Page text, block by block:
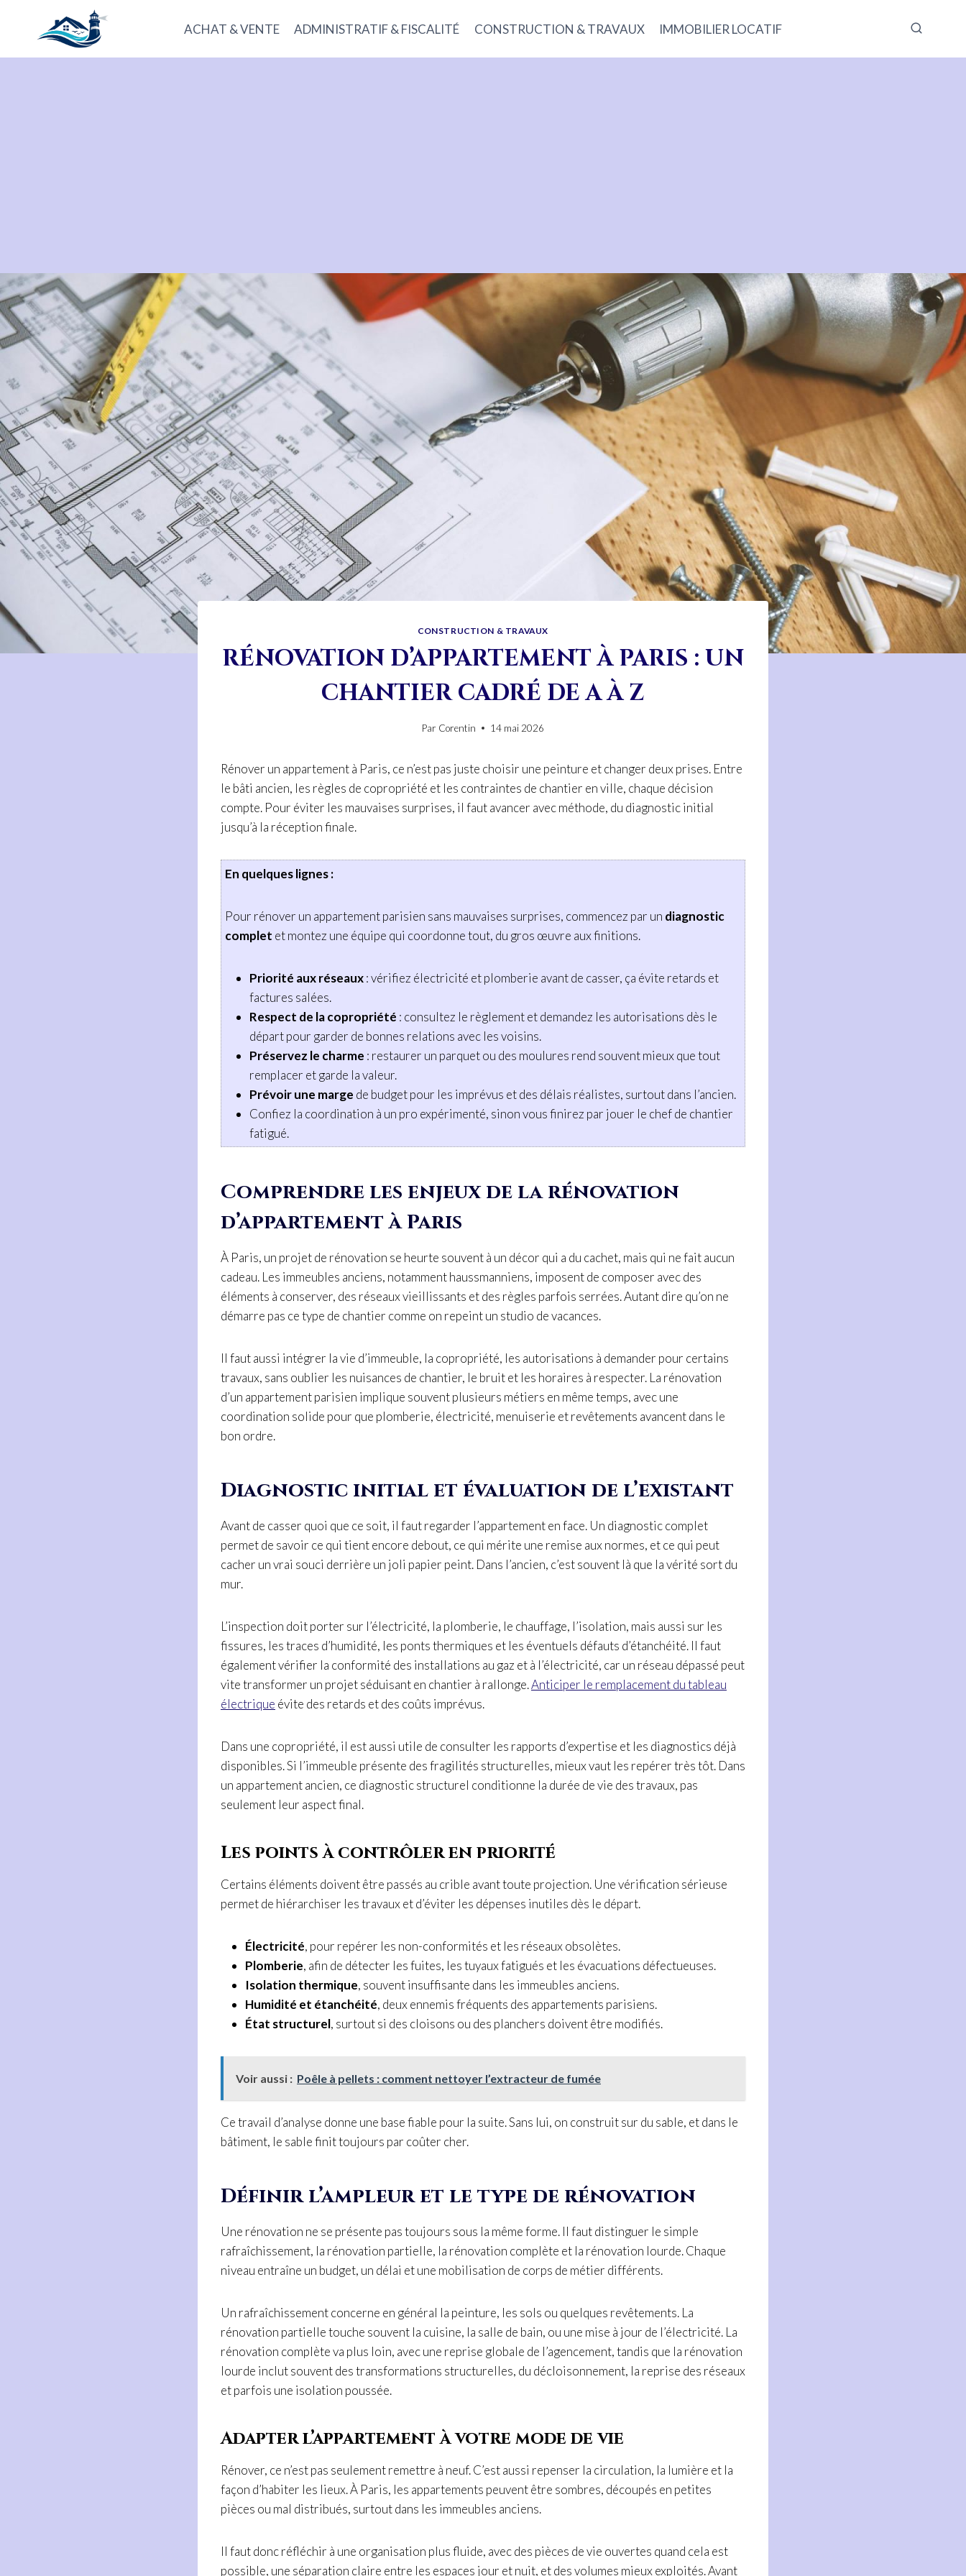
ACHAT & VENTE ADMINISTRATIF & FISCALITÉ CONSTRUCTION & TRAVAUX IMMOBILIER LOCATIF
CONSTRUCTION & TRAVAUX
RÉNOVATION D’APPARTEMENT À PARIS : UN
CHANTIER CADRÉ DE A À Z
Par Corentin 14 mai 2026
Rénover un appartement à Paris, ce n’est pas juste choisir une peinture et changer deux prises. Entre
le bâti ancien, les règles de copropriété et les contraintes de chantier en ville, chaque décision
compte. Pour éviter les mauvaises surprises, il faut avancer avec méthode, du diagnostic initial
jusqu’à la réception finale.
En quelques lignes :
Pour rénover un appartement parisien sans mauvaises surprises, commencez par un diagnostic
complet et montez une équipe qui coordonne tout, du gros œuvre aux finitions.
Priorité aux réseaux: vérifiez électricité et plomberie avant de casser, ça évite retards et
factures salées.
Respect de la copropriété : consultez le règlement et demandez les autorisations dès le
départ pour garder de bonnes relations avec les voisins.
Préservez le charme : restaurer un parquet ou des moulures rend souvent mieux que tout
remplacer et garde la valeur.
Prévoir une marge de budget pour les imprévus et des délais réalistes, surtout dans l’ancien.
Confiez la coordination à un pro expérimenté, sinon vous finirez par jouer le chef de chantier
fatigué.
Comprendre les enjeux de la rénovation
d’appartement à Paris
À Paris, un projet de rénovation se heurte souvent à un décor qui a du cachet, mais qui ne fait aucun
cadeau. Les immeubles anciens, notamment haussmanniens, imposent de composer avec des
éléments à conserver, des réseaux vieillissants et des règles parfois serrées. Autant dire qu’on ne
démarre pas ce type de chantier comme on repeint un studio de vacances.
Il faut aussi intégrer la vie d’immeuble, la copropriété, les autorisations à demander pour certains
travaux, sans oublier les nuisances de chantier, le bruit et les horaires à respecter. La rénovation
d’un appartement parisien implique souvent plusieurs métiers en même temps, avec une
coordination solide pour que plomberie, électricité, menuiserie et revêtements avancent dans le
bon ordre.
Diagnostic initial et évaluation de l’existant
Avant de casser quoi que ce soit, il faut regarder l’appartement en face. Un diagnostic complet
permet de savoir ce qui tient encore debout, ce qui mérite une remise aux normes, et ce qui peut
cacher un vrai souci derrière un joli papier peint. Dans l’ancien, c’est souvent là que la vérité sort du
mur.
L’inspection doit porter sur l’électricité, la plomberie, le chauffage, l’isolation, mais aussi sur les
fissures, les traces d’humidité, les ponts thermiques et les éventuels défauts d’étanchéité. Il faut
également vérifier la conformité des installations au gaz et à l’électricité, car un réseau dépassé peut
vite transformer un projet séduisant en chantier à rallonge.Anticiper le remplacement du tableau
électrique évite des retards et des coûts imprévus.
Dans une copropriété, il est aussi utile de consulter les rapports d’expertise et les diagnostics déjà
disponibles. Si l’immeuble présente des fragilités structurelles, mieux vaut les repérer très tôt. Dans
un appartement ancien, ce diagnostic structurel conditionne la durée de vie des travaux, pas
seulement leur aspect final.
Les points à contrôler en priorité
Certains éléments doivent être passés au crible avant toute projection. Une vérification sérieuse
permet de hiérarchiser les travaux et d’éviter les dépenses inutiles dès le départ.
Électricité, pour repérer les non-conformités et les réseaux obsolètes.
Plomberie, afin de détecter les fuites, les tuyaux fatigués et les évacuations défectueuses.
Isolation thermique, souvent insuffisante dans les immeubles anciens.
Humidité et étanchéité, deux ennemis fréquents des appartements parisiens.
État structurel, surtout si des cloisons ou des planchers doivent être modifiés.
Voir aussi : Poêle à pellets : comment nettoyer l’extracteur de fumée
Ce travail d’analyse donne une base fiable pour la suite. Sans lui, on construit sur du sable, et dans le
bâtiment, le sable finit toujours par coûter cher.
Définir l’ampleur et le type de rénovation
Une rénovation ne se présente pas toujours sous la même forme. Il faut distinguer le simple
rafraîchissement, la rénovation partielle, la rénovation complète et la rénovation lourde. Chaque
niveau entraîne un budget, un délai et une mobilisation de corps de métier différents.
Un rafraîchissement concerne en général la peinture, les sols ou quelques revêtements. La
rénovation partielle touche souvent la cuisine, la salle de bain, ou une mise à jour de l’électricité. La
rénovation complète va plus loin, avec une reprise globale de l’agencement, tandis que la rénovation
lourde inclut souvent des transformations structurelles, du décloisonnement, la reprise des réseaux
et parfois une isolation poussée.
Adapter l’appartement à votre mode de vie
Rénover, ce n’est pas seulement remettre à neuf. C’est aussi repenser la circulation, la lumière et la
façon d’habiter les lieux. À Paris, les appartements peuvent être sombres, découpés en petites
pièces ou mal distribués, surtout dans les immeubles anciens.
Il faut donc réfléchir à une organisation plus fluide, avec des pièces de vie ouvertes quand cela est
possible, une séparation claire entre les espaces jour et nuit, et des volumes mieux exploités. Avant